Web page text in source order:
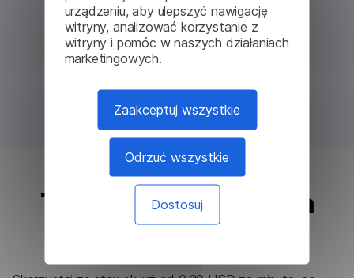
urządzeniu, aby ulepszyć nawigację
witryny, analizować korzystanie z
witryny i pomóc w naszych działaniach
marketingowych.
Zaakceptuj wszystkie
Odrzuć wszystkie
Dostosuj
Tańsze niż połączenia
roamingowe